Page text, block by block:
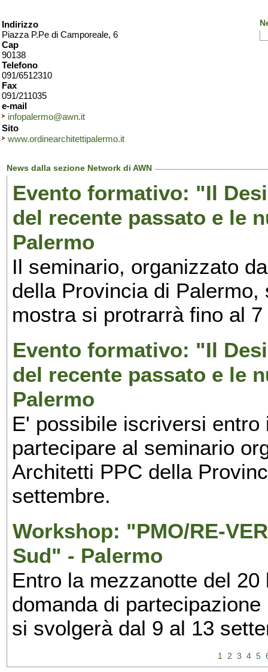
Indirizzo
Piazza P.Pe di Camporeale, 6
Cap
90138
Telefono
091/6512310
Fax
091/211035
e-mail
infopalermo@awn.it
Sito
www.ordinearchitettipalermo.it
News dalla sezione Network di AWN
Evento formativo: "Il
del recente passato e le
Palermo
Il seminario, organizzato
della Provincia di
mostra si protrarrà fino al
Evento formativo: "Il
del recente passato e le
Palermo
E' possibile iscriversi
partecipare al seminario
Architetti PPC della
settembre.
Workshop: "PMO/RE-
Sud" - Palermo
Entro la mezzanotte del
domanda di
si svolgerà dal 9 al 13
1 2 3 4 5